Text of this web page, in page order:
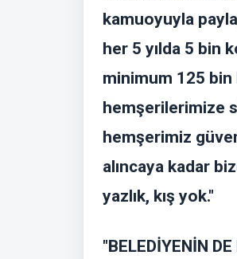
kamuoyuyla
her 5 yılda 5 bin
minimum 125
hemşerilerimize
hemşerimiz
alıncaya kadar
yazlık, kış yok."
"BELEDİYENİN